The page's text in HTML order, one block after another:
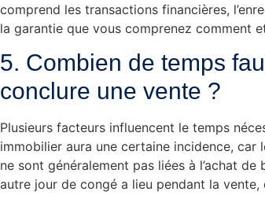
comprend les transactions financières,
la garantie que vous comprenez comment
5. Combien de temps
conclure une vente ?
Plusieurs facteurs influencent le temps
immobilier aura une certaine incidence,
ne sont généralement pas liées à l’achat
autre jour de congé a lieu pendant la